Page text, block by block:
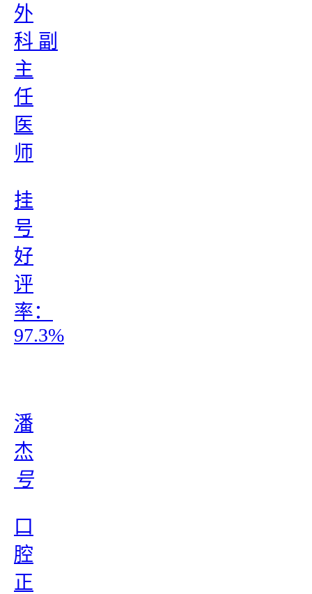
外
科 副
主
任
医
师
挂
号
好
评
率：
97.3%
潘
杰
号
口
腔
正